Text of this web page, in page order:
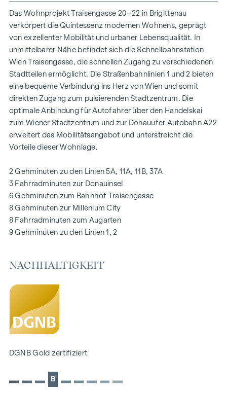
Fußbodenheizung, gespeist durch umweltfreundliche
Fernwärme, für ein behagliches Raumklima sorgt.
Außenliegender, elektrischer Sonnenschutz und
Klimaanlagen in den Dachgeschoßwohnungen
gewährleisten ein angenehmes Wohnambiente, selbst an
den heißesten Tagen.
AUSSTATTUNG
Eichenparkettböden
Stilvolle Markenfliesen
Außenliegender, elektrischer Sonnenschutz
Klimaanlage im DG
Photovoltaikanlage am Dach
Digitale Gegensprechanlage und
schwarzes Brett über Handyapp
Smarte Hausverwaltungs-App „puck“
HIGHLIGHTS
Gärten, Balkone, Loggien, Dachterrassen
166 Tiefgaragenstellplätze
Ideal für Anleger und Eigennutzer
DGNB Gold Nachhaltigkeits-Vorzertifikat
Lage direkt an der malerischen Donau
NACHHALTIGKEIT
Erschaffung von nachhaltigem Lebensraum und das
Das Wohnprojekt Traisengasse 20–22 in Brigittenau
verkörpert die Quintessenz modernen Wohnens, geprägt
von exzellenter Mobilität und urbaner Lebensqualität. In
unmittelbarer Nähe befindet sich die Schnellbahnstation
Wien Traisengasse, die schnellen Zugang zu verschiedenen
Stadtteilen ermöglicht. Die Straßenbahnlinien 1 und 2 bieten
eine bequeme Verbindung ins Herz von Wien und somit
direkten Zugang zum pulsierenden Stadtzentrum. Die
optimale Anbindung für Autofahrer über den Handelskai
zum Wiener Stadtzentrum und zur Donauufer Autobahn A22
erweitert das Mobilitätsangebot und unterstreicht die
Vorteile dieser Wohnlage.
2 Gehminuten zu den Linien 5A, 11A, 11B, 37A
3 Fahrradminuten zur Donauinsel
6 Gehminuten zum Bahnhof Traisengasse
8 Gehminuten zur Millenium City
8 Fahrradminuten zum Augarten
9 Gehminuten zu den Linien 1, 2
NACHHALTIGKEIT
DGNB Gold zertifiziert
B